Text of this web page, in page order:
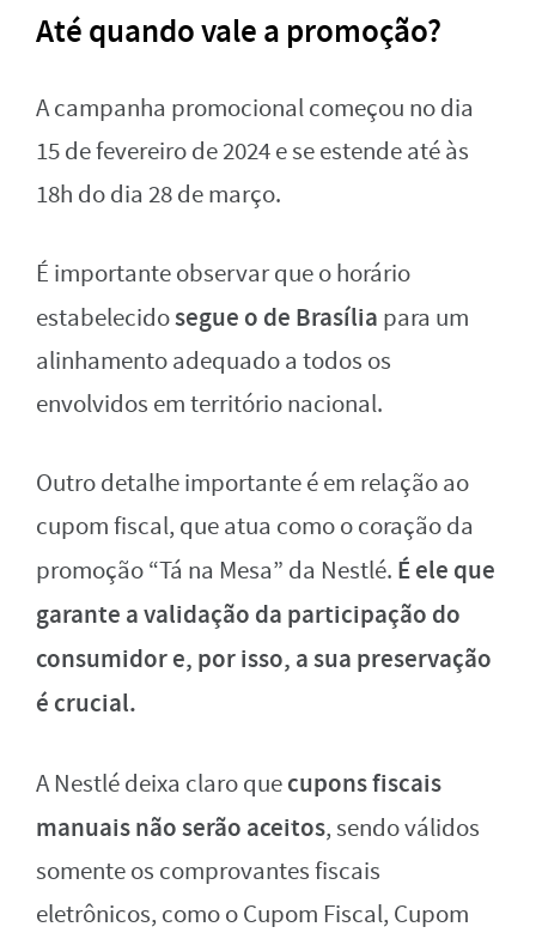
Até quando vale a promoção?
A campanha promocional começou no dia
15 de fevereiro de 2024 e se estende até às
18h do dia 28 de março.
É importante observar que o horário
estabelecidosegue o de Brasília para um
alinhamento adequado a todos os
envolvidos em território nacional.
Outro detalhe importante é em relação ao
cupom fiscal, que atua como o coração da
promoção “Tá na Mesa” da Nestlé. É ele que
garante a validação da participação do
consumidor e, por isso, a sua preservação
é crucial.
A Nestlé deixa claro quecupons fiscais
manuais não serão aceitos, sendo válidos
somente os comprovantes fiscais
eletrônicos, como o Cupom Fiscal, Cupom